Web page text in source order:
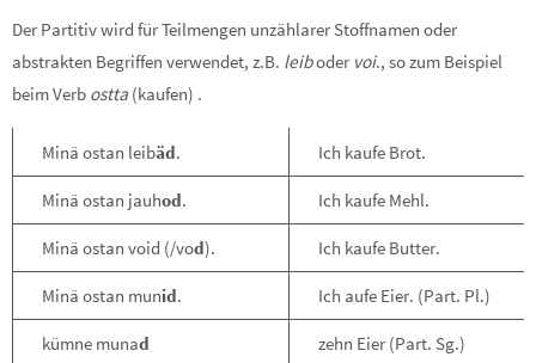
Der Partitiv wird für Teilmengen unzählarer Stoffnamen oder
abstrakten Begriffen verwendet, z.B. leiboder voi., so zum Beispiel
beim Verb ostta (kaufen) .
Minä ostan leibäd. Ich kaufe Brot.
Minä ostan jauhod. Ich kaufe Mehl.
Minä ostan void (/vod). Ich kaufe Butter.
Minä ostan munid. Ich aufe Eier. (Part. Pl.)
kümne munad zehn Eier (Part. Sg.)